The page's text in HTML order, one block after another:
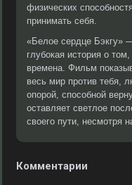
физических
принимать себя.
«Белое сердце Бэкгу»
глубокая история о
времена. Фильм
весь мир против тебя,
опорой, способной
оставляет светлое
своего пути, несмотря
Комментарии